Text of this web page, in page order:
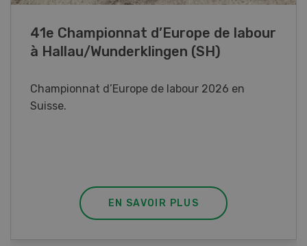
41e Championnat d’Europe de labour
à Hallau/Wunderklingen (SH)
Championnat d’Europe de labour 2026 en
Suisse.
EN SAVOIR PLUS